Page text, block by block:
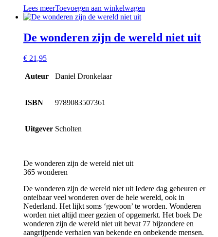
Lees meerToevoegen aan winkelwagen
De wonderen zijn de wereld niet uit
€ 21,95
Auteur Daniel Dronkelaar
ISBN 9789083507361
Uitgever Scholten
De wonderen zijn de wereld niet uit
365 wonderen
De wonderen zijn de wereld niet uit Iedere dag gebeuren er
ontelbaar veel wonderen over de hele wereld, ook in
Nederland. Het lijkt soms ‘gewoon’ te worden. Wonderen
worden niet altijd meer gezien of opgemerkt. Het boek De
wonderen zijn de wereld niet uit bevat 77 bijzondere en
aangrijpende verhalen van bekende en onbekende mensen.